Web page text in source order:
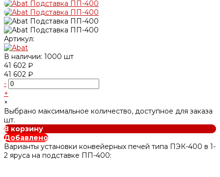
Артикул:
В наличии: 1000 шт
41 602 ₽
41 602 ₽
-
+
×
Выбрано максимальное количество, доступное для заказа
шт.
В корзину
Добавлено
Варианты установки конвейерных печей типа ПЭК-400 в 1-
2 яруса на подставке ПП-400: